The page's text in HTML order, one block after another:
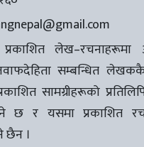
लेख–रचनाहरूमा
जवाफदेहिता सम्बन्धित
सामग्रीहरूको
छ र यसमा प्रकाशित
छैन ।